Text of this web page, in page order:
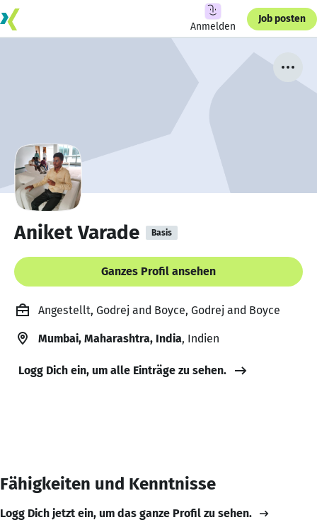
Anmelden
Job posten
Aniket Varade Basis
Ganzes Profil ansehen
Angestellt, Godrej and Boyce, Godrej and Boyce
Mumbai, Maharashtra, India, Indien
Logg Dich ein, um alle Einträge zu sehen.
Fähigkeiten und Kenntnisse
Logg Dich jetzt ein, um das ganze Profil zu sehen.